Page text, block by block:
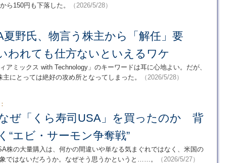
ら150円も下落した。
（2026/5/28）
夏野氏、物言う株主から「解任」要
れても仕方ないといえるワケ
アミックス with Technology」のキーワードは耳に心地よい。だが、
にとっては絶好の攻め所となってしまった。
（2026/5/28）
ぜ「くら寿司USA」を買ったのか 背
“エビ・サーモン争奪戦”
株の大量購入は、何かの間違いや単なる気まぐれではなく、米国の
ではないだろうか。なぜそう思うかというと……。
（2026/5/27）